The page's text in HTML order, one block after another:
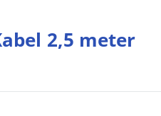
2,5 meter